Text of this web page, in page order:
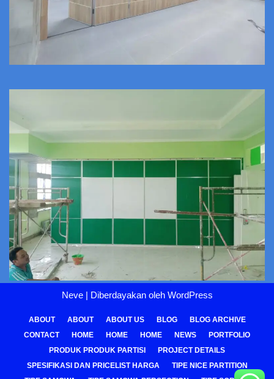
Neve| Diberdayakan oleh WordPress
ABOUT ABOUT ABOUT US BLOG
BLOG ARCHIVE
CONTACT
HOME HOME HOME NEWS
PORTFOLIO
PRODUK PRODUK PARTISI
PROJECT DETAILS
SPESIFIKASI DAN PRICELIST HARGA
TIPE NICE PARTITION